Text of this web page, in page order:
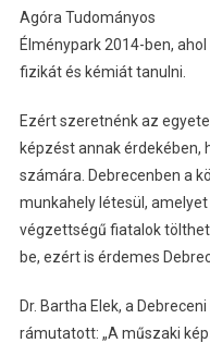
Agóra Tudományos
Élménypark 2014-ben,
fizikát és kémiát tanulni.
Ezért szeretnénk az
képzést annak érdekében,
számára. Debrecenben a
munkahely létesül,
végzettségű fiatalok
be, ezért is érdemes
Dr. Bartha Elek, a
rámutatott: „A műszaki